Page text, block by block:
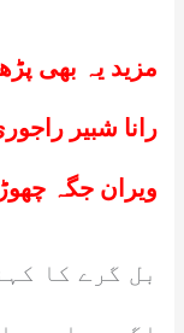
مزید یہ بھی
رانا شبیر
ویران جگہ
بل گرے کا